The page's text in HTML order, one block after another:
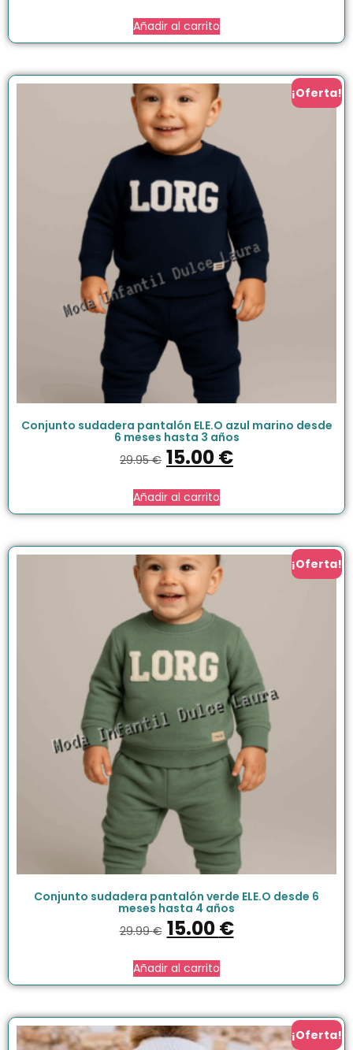
Añadir al carrito
¡Oferta!
Conjunto sudadera pantalón ELE.O azul marino desde
6 meses hasta 3 años
29.95€ 15.00€
Añadir al carrito
¡Oferta!
Conjunto sudadera pantalón verde ELE.O desde 6
meses hasta 4 años
29.99€ 15.00€
Añadir al carrito
¡Oferta!